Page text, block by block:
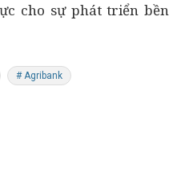
cho sự phát triển bền
# Agribank